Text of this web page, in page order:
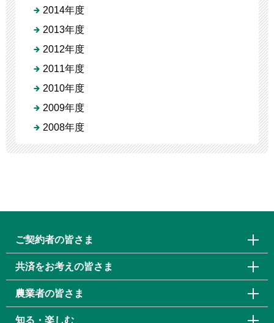
2014年度
2013年度
2012年度
2011年度
2010年度
2009年度
2008年度
ご契約者の皆さま
共済をお考えの皆さま
農業者の皆さま
知る・楽しむ